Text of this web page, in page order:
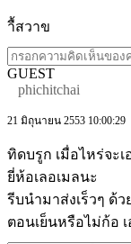
าื้สวาข
GUEST
phichitchai
21 มิถุนายน 2553 10:00:29
ทิดบรูก เมื่อไหร่จะ
ยี่ห้อเลอเมลนะ
รีบนำมาส่งเร็วๆ ด้
ตอนเย็นหรือไม่ก้อ